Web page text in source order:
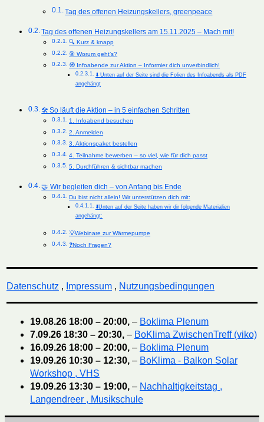
Tag des offenen Heizungskellers, greenpeace
Tag des offenen Heizungskellers am 15.11.2025 – Mach mit!
🔍 Kurz & knapp
🎯 Worum geht’s?
🧭 Infoabende zur Aktion – Informier dich unverbindlich!
⬇️ Unten auf der Seite sind die Folien des Infoabends als PDF
angehängt
🛠 So läuft die Aktion – in 5 einfachen Schritten
1. Infoabend besuchen
2. Anmelden
3. Aktionspaket bestellen
4. Teilnahme bewerben – so viel, wie für dich passt
5. Durchführen & sichtbar machen
🤝 Wir begleiten dich – von Anfang bis Ende
Du bist nicht allein! Wir unterstützen dich mit:
⬇️Unten auf der Seite haben wir dir folgende Materialien
angehängt:
💡Webinare zur Wärmepumpe
❓Noch Fragen?
Datenschutz , Impressum, Nutzungsbedingungen
19.08.26 18:00 – 20:00, – Boklima Plenum
7.09.26 18:30 – 20:30, – BoKlima ZwischenTreff (viko)
16.09.26 18:00 – 20:00, – Boklima Plenum
19.09.26 10:30 – 12:30, – BoKlima - Balkon Solar
Workshop , VHS
19.09.26 13:30 – 19:00, – Nachhaltigkeitstag ,
Langendreer , Musikschule